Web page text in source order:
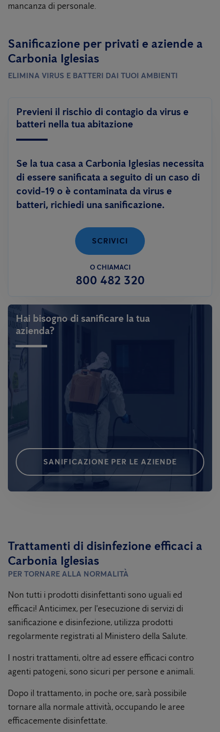
mancanza di personale.
Sanificazione per privati ​​e aziende a
Carbonia Iglesias
ELIMINA VIRUS E BATTERI DAI TUOI AMBIENTI
Previeni il rischio di contagio da virus e
batteri nella tua abitazione
Se la tua casa a Carbonia Iglesias necessita
di essere sanificata a seguito di un caso di
covid-19 o è contaminata da virus e
batteri, richiedi una sanificazione.
SCRIVICI
O CHIAMACI
800 482 320
Hai bisogno di sanificare la tua
azienda?
SANIFICAZIONE PER LE AZIENDE
Trattamenti di disinfezione efficaci a
Carbonia Iglesias
PER TORNARE ALLA NORMALITÀ
Non tutti i prodotti disinfettanti sono uguali ed
efficaci! Anticimex, per l'esecuzione di servizi di
sanificazione e disinfezione, utilizza prodotti
regolarmente registrati al Ministero della Salute.
I nostri trattamenti, oltre ad essere efficaci contro
agenti patogeni, sono sicuri per persone e animali.
Dopo il trattamento, in poche ore, sarà possibile
tornare alla normale attività, occupando le aree
efficacemente disinfettate.